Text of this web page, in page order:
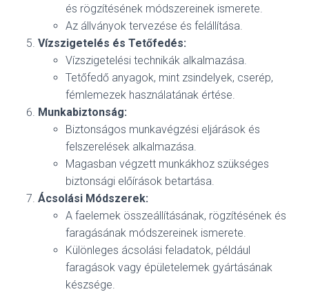
és rögzítésének módszereinek ismerete.
Az állványok tervezése és felállítása.
Vízszigetelés és Tetőfedés:
Vízszigetelési technikák alkalmazása.
Tetőfedő anyagok, mint zsindelyek, cserép,
fémlemezek használatának értése.
Munkabiztonság:
Biztonságos munkavégzési eljárások és
felszerelések alkalmazása.
Magasban végzett munkákhoz szükséges
biztonsági előírások betartása.
Ácsolási Módszerek:
A faelemek összeállításának, rögzítésének és
faragásának módszereinek ismerete.
Különleges ácsolási feladatok, például
faragások vagy épületelemek gyártásának
készsége.